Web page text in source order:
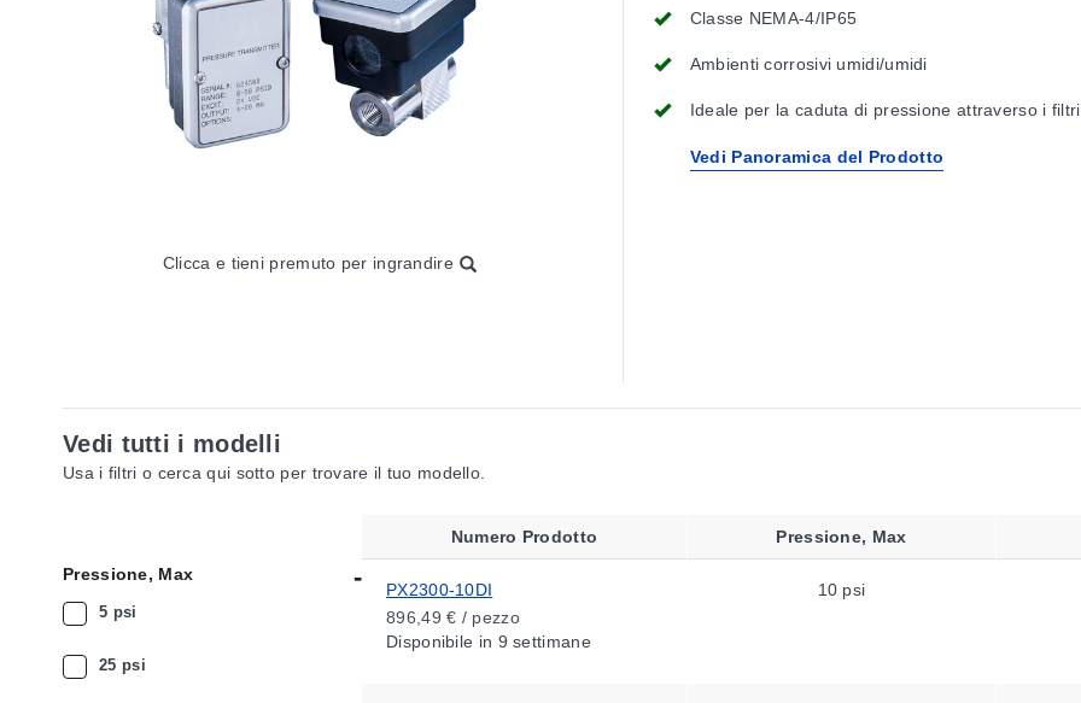
Clicca e tieni premuto per ingrandire
Classe NEMA-4/IP65
Ambienti corrosivi umidi/umidi
Ideale per la caduta di pressione attraverso i filtri
Vedi Panoramica del Prodotto
Vedi tutti i modelli
Usa i filtri o cerca qui sotto per trovare il tuo modello.
Pressione, Max
5 psi
25 psi
Numero Prodotto Pressione, Max
PX2300-10DI
896,49 € / pezzo
Disponibile in 9 settimane
10 psi